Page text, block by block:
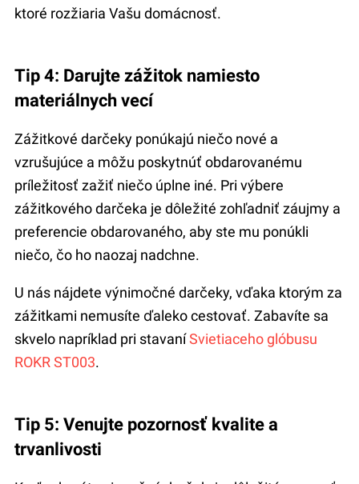
ktoré rozžiaria Vašu domácnosť.
Tip 4: Darujte zážitok namiesto
materiálnych vecí
Zážitkové darčeky ponúkajú niečo nové a
vzrušujúce a môžu poskytnúť obdarovanému
príležitosť zažiť niečo úplne iné. Pri výbere
zážitkového darčeka je dôležité zohľadniť záujmy a
preferencie obdarovaného, aby ste mu ponúkli
niečo, čo ho naozaj nadchne.
U nás nájdete výnimočné darčeky, vďaka ktorým za
zážitkami nemusíte ďaleko cestovať. Zabavíte sa
skvelo napríklad pri stavaníSvietiaceho glóbusu
ROKR ST003.
Tip 5: Venujte pozornosť kvalite a
trvanlivosti